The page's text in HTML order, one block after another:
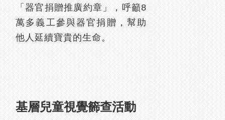
「器官捐贈推廣約章」，呼籲8
萬多義工參與器官捐贈，幫助
他人延續寶貴的生命。
基層兒童視覺籂查活動